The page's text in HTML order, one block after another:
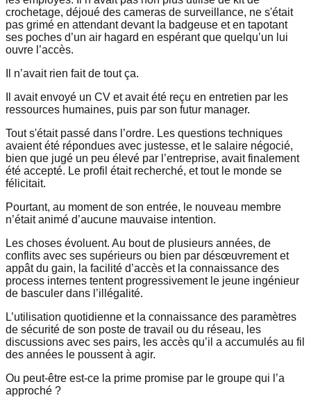
crochetage, déjoué des cameras de surveillance, ne s'était
pas grimé en attendant devant la badgeuse et en tapotant
ses poches d’un air hagard en espérant que quelqu’un lui
ouvre l’accès.
Il n’avait rien fait de tout ça.
Il avait envoyé un CV et avait été reçu en entretien par les
ressources humaines, puis par son futur manager.
Tout s'était passé dans l’ordre. Les questions techniques
avaient été répondues avec justesse, et le salaire négocié,
bien que jugé un peu élevé par l’entreprise, avait finalement
été accepté. Le profil était recherché, et tout le monde se
félicitait.
Pourtant, au moment de son entrée, le nouveau membre
n’était animé d’aucune mauvaise intention.
Les choses évoluent. Au bout de plusieurs années, de
conflits avec ses supérieurs ou bien par désœuvrement et
appât du gain, la facilité d’accès et la connaissance des
process internes tentent progressivement le jeune ingénieur
de basculer dans l’illégalité.
L’utilisation quotidienne et la connaissance des paramètres
de sécurité de son poste de travail ou du réseau, les
discussions avec ses pairs, les accès qu’il a accumulés au fil
des années le poussent à agir.
Ou peut-être est-ce la prime promise par le groupe qui l’a
approché ?